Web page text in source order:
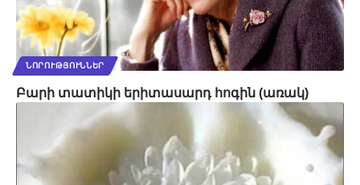
ՆՈՐՈՒԹՅՈՒՆՆԵՐ
Բարի տատիկի երիտասարդ հոգին (առակ)